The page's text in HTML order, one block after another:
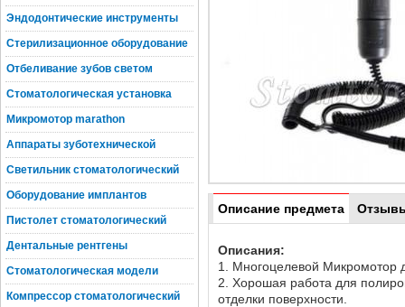
Описание предмета
Описания:
1. Многоцелевой Микромотор
2. Хорошая работа для
отделки поверхности.
Эндодонтические инструменты
Стерилизационное оборудование
Отбеливание зубов светом
Стоматологическая установка
Микромотор marathon
Аппараты зуботехнической
Светильник стоматологический
Оборудование имплантов
Пистолет стоматологический
Дентальные рентгены
Стоматологическая модели
Компрессор стоматологический